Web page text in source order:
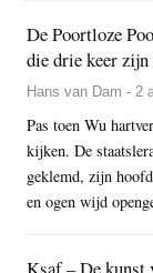
De Poortloze
die drie keer
Hans van Dam - 2
Pas toen Wu
kijken. De
geklemd, zijn
en ogen wijd
Ksaf – De kunst